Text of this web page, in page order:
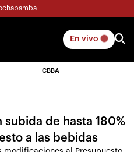
En vivo
CBBA
subida de hasta 180%
a las bebidas